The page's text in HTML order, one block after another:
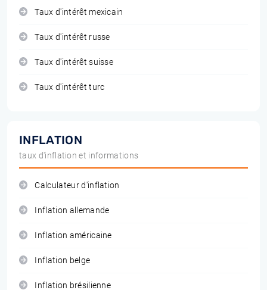
Taux d'intérêt mexicain
Taux d'intérêt russe
Taux d'intérêt suisse
Taux d'intérêt turc
INFLATION
taux d'inflation et informations
Calculateur d'inflation
Inflation allemande
Inflation américaine
Inflation belge
Inflation brésilienne